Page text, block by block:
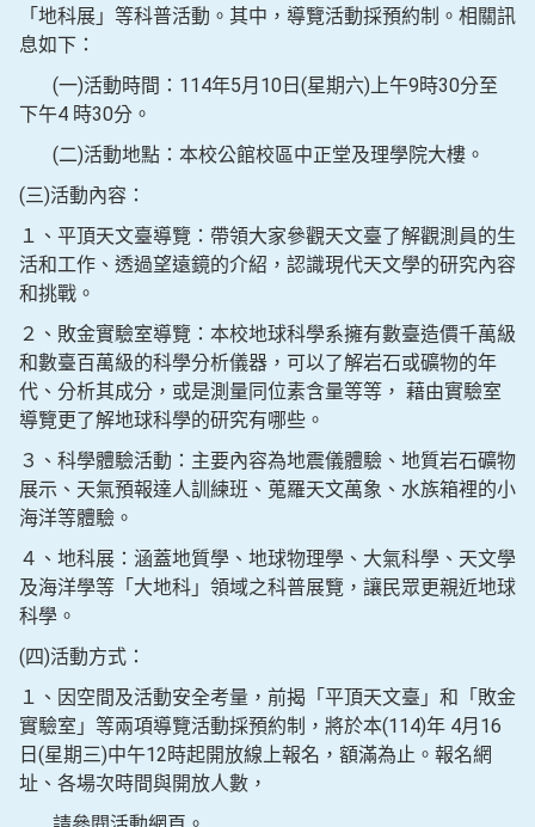
「地科展」等科普活動。其中，導覽活動採預約制。相關訊
息如下：
(一)活動時間：114年5月10日(星期六)上午9時30分至
下午4 時30分。
(二)活動地點：本校公館校區中正堂及理學院大樓。
(三)活動內容：
１、平頂天文臺導覽：帶領大家參觀天文臺了解觀測員的生
活和工作、透過望遠鏡的介紹，認識現代天文學的研究內容
和挑戰。
２、敗金實驗室導覽：本校地球科學系擁有數臺造價千萬級
和數臺百萬級的科學分析儀器，可以了解岩石或礦物的年
代、分析其成分，或是測量同位素含量等等， 藉由實驗室
導覽更了解地球科學的研究有哪些。
３、科學體驗活動：主要內容為地震儀體驗、地質岩石礦物
展示、天氣預報達人訓練班、蒐羅天文萬象、水族箱裡的小
海洋等體驗。
４、地科展：涵蓋地質學、地球物理學、大氣科學、天文學
及海洋學等「大地科」領域之科普展覽，讓民眾更親近地球
科學。
(四)活動方式：
１、因空間及活動安全考量，前揭「平頂天文臺」和「敗金
實驗室」等兩項導覽活動採預約制，將於本(114)年 4月16
日(星期三)中午12時起開放線上報名，額滿為止。報名網
址、各場次時間與開放人數，